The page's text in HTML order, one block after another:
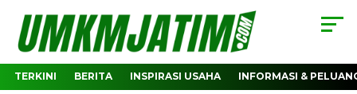
TERKINI BERITA INSPIRASI USAHA INFORMASI &